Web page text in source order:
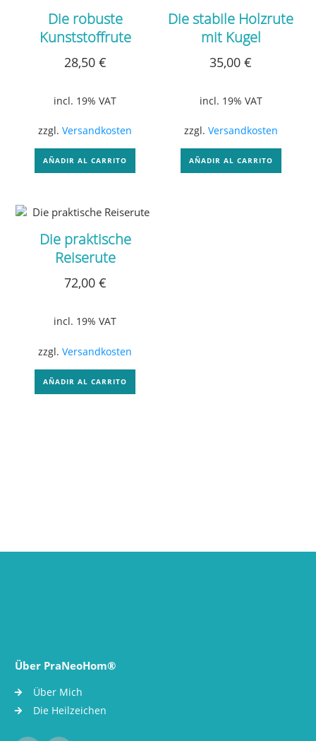
Die robuste
Kunststoffrute
28,50 €
incl. 19% VAT
zzgl.Versandkosten
AÑADIR AL CARRITO
Die stabile Holzrute
mit Kugel
35,00€
incl. 19% VAT
zzgl. Versandkosten
AÑADIR AL CARRITO
Die praktische
Reiserute
72,00 €
incl. 19% VAT
zzgl.Versandkosten
AÑADIR AL CARRITO
Über PraNeoHom®
Über Mich
Die Heilzeichen